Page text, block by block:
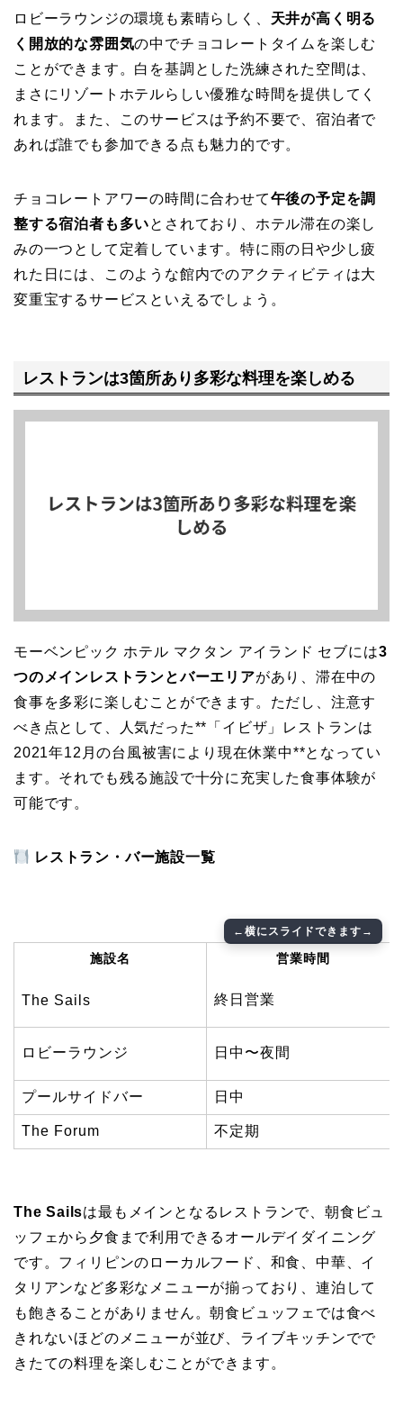
ロビーラウンジの環境も素晴らしく、 天井が高く明る
く開放的な雰囲気の中でチョコレートタイムを楽しむ
ことができます。白を基調とした洗練された空間は、
まさにリゾートホテルらしい優雅な時間を提供してく
れます。また、このサービスは予約不要で、宿泊者で
あれば誰でも参加できる点も魅力的です。
チョコレートアワーの時間に合わせて午後の予定を調
整する宿泊者も多いとされており、ホテル滞在の楽し
みの一つとして定着しています。特に雨の日や少し疲
れた日には、このような館内でのアクティビティは大
変重宝するサービスといえるでしょう。
レストランは3箇所あり多彩な料理を楽しめる
モーベンピック ホテル マクタン アイランド セブには3
つのメインレストランとバーエリアがあり、滞在中の
食事を多彩に楽しむことができます。ただし、注意す
べき点として、人気だった**「イビザ」レストランは
2021年12月の台風被害により現在休業中**となってい
ます。それでも残る施設で十分に充実した食事体験が
可能です。
レストラン・バー施設一覧
施設名 営業時間
The Sails 終日営業
ロビーラウンジ 日中〜夜間
プールサイドバー 日中
The Forum 不定期
The Sailsは最もメインとなるレストランで、朝食ビュ
ッフェから夕食まで利用できるオールデイダイニング
です。フィリピンのローカルフード、和食、中華、イ
タリアンなど多彩なメニューが揃っており、連泊して
も飽きることがありません。朝食ビュッフェでは食べ
きれないほどのメニューが並び、ライブキッチンでで
きたての料理を楽しむことができます。